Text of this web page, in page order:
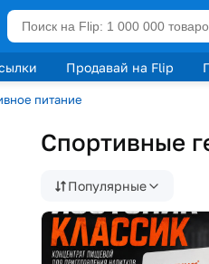
Продавай на Flip
питание
Спортивные
Популярные